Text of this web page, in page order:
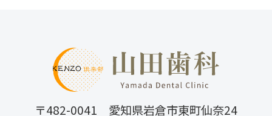
〒482-0041 愛知県岩倉市東町仙奈24